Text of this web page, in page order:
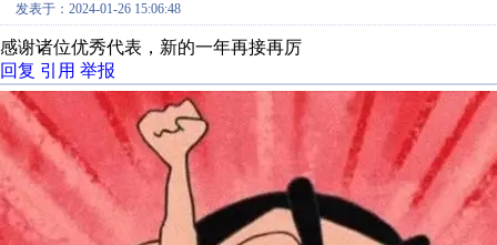
发表于：2024-01-26 15:06:48
感谢诸位优秀代表，新的一年再接再厉
回复 引用 举报